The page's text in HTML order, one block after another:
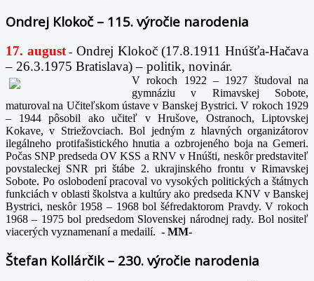
Ondrej Klokoč – 115. výročie narodenia
17. august- Ondrej Klokoč (17.8.1911 Hnúšťa-Hačava
– 26.3.1975 Bratislava) – politik, novinár.
V rokoch 1922 – 1927 študoval na
gymnáziu v Rimavskej Sobote,
maturoval na Učiteľskom ústave v Banskej Bystrici. V rokoch 1929
– 1944 pôsobil ako učiteľ v Hrušove, Ostranoch, Liptovskej
Kokave, v Striežovciach. Bol jedným z hlavných organizátorov
ilegálneho protifašistického hnutia a ozbrojeného boja na Gemeri.
Počas SNP predseda OV KSS a RNV v Hnúšti, neskôr predstaviteľ
povstaleckej SNR pri štábe 2. ukrajinského frontu v Rimavskej
Sobote. Po oslobodení pracoval vo vysokých politických a štátnych
funkciách v oblasti školstva a kultúry ako predseda KNV v Banskej
Bystrici, neskôr 1958 – 1968 bol šéfredaktorom Pravdy. V rokoch
1968 – 1975 bol predsedom Slovenskej národnej rady. Bol nositeľ
viacerých vyznamenaní a medailí. - MM-
Štefan Kollárčik – 230. výročie narodenia